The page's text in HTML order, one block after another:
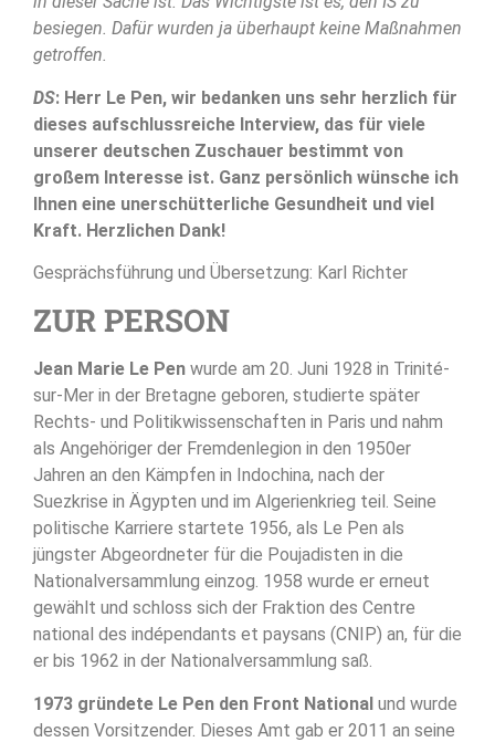
besiegen. Dafür wurden ja überhaupt keine Maßnahmen
getroffen.
DS: Herr Le Pen, wir bedanken uns sehr herzlich für
dieses aufschlussreiche Interview, das für viele
unserer deutschen Zuschauer bestimmt von
großem Interesse ist. Ganz persönlich wünsche ich
Ihnen eine unerschütterliche Gesundheit und viel
Kraft. Herzlichen Dank!
Gesprächsführung und Übersetzung: Karl Richter
ZUR PERSON
Jean Marie Le Pen wurde am 20. Juni 1928 in Trinité-
sur-Mer in der Bretagne geboren, studierte später
Rechts- und Politikwissenschaften in Paris und nahm
als Angehöriger der Fremdenlegion in den 1950er
Jahren an den Kämpfen in Indochina, nach der
Suezkrise in Ägypten und im Algerienkrieg teil. Seine
politische Karriere startete 1956, als Le Pen als
jüngster Abgeordneter für die Poujadisten in die
Nationalversammlung einzog. 1958 wurde er erneut
gewählt und schloss sich der Fraktion des Centre
national des indépendants et paysans (CNIP) an, für die
er bis 1962 in der Nationalversammlung saß.
1973 gründete Le Pen den Front National und wurde
dessen Vorsitzender. Dieses Amt gab er 2011 an seine